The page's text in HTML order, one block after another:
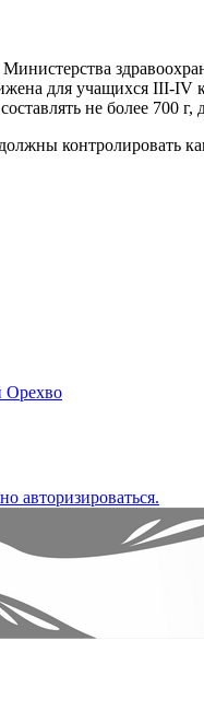
для учащихся III-IV
не более 700 г,
контролировать
Орехво
авторизироваться.